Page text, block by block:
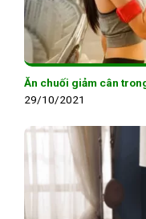
Ăn chuối giảm cân
29/10/2021